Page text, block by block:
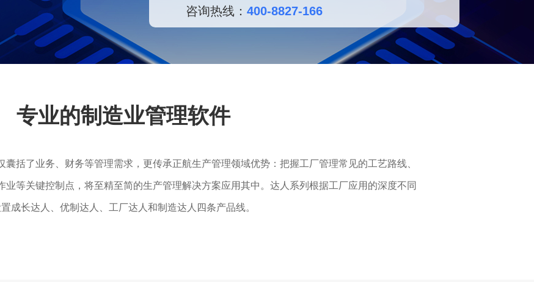
数字车间
进销存管理
查看更多>
替代料管理
查看更多>
咨询热线： 400-8827-166
专业的制造业管理软件
括了业务、财务等管理需求，更传承正航生产管理领域优势：把握工厂管理常见的工艺路线、
业等关键控制点，将至精至简的生产管理解决方案应用其中。达人系列根据工厂应用的深度不同
成长达人、优制达人、工厂达人和制造达人四条产品线。